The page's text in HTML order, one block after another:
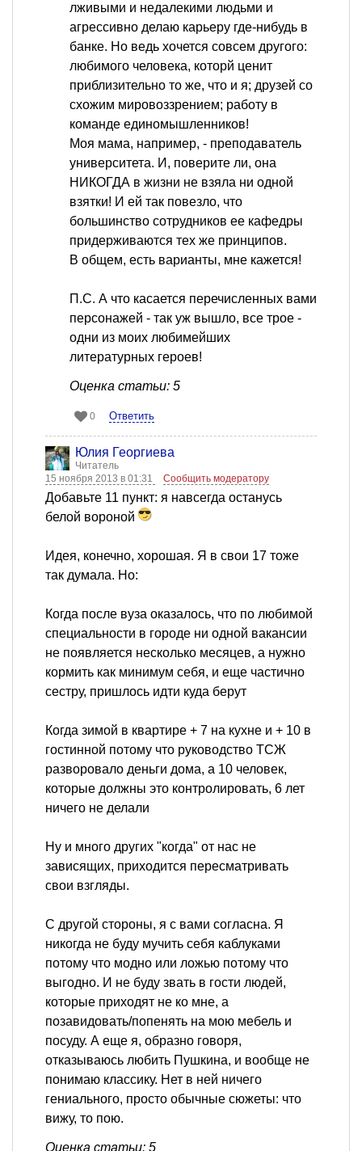
лживыми и недалекими людьми и
агрессивно делаю карьеру где-нибудь в
банке. Но ведь хочется совсем другого:
любимого человека, которй ценит
приблизительно то же, что и я; друзей со
схожим мировоззрением; работу в
команде единомышленников!
Моя мама, например, - преподаватель
университета. И, поверите ли, она
НИКОГДА в жизни не взяла ни одной
взятки! И ей так повезло, что
большинство сотрудников ее кафедры
придерживаются тех же принципов.
В общем, есть варианты, мне кажется!
П.С. А что касается перечисленных вами
персонажей - так уж вышло, все трое -
одни из моих любимейших
литературных героев!
Оценка статьи: 5
0 Ответить
Юлия Георгиева
Читатель
15 ноября 2013 в 01:31
Сообщить модератору
Добавьте 11 пункт: я навсегда останусь
белой вороной
Идея, конечно, хорошая. Я в свои 17 тоже
так думала. Но:
Когда после вуза оказалось, что по любимой
специальности в городе ни одной вакансии
не появляется несколько месяцев, а нужно
кормить как минимум себя, и еще частично
сестру, пришлось идти куда берут
Когда зимой в квартире + 7 на кухне и + 10 в
гостинной потому что руководство ТСЖ
разворовало деньги дома, а 10 человек,
которые должны это контролировать, 6 лет
ничего не делали
Ну и много других "когда" от нас не
зависящих, приходится пересматривать
свои взгляды.
С другой стороны, я с вами согласна. Я
никогда не буду мучить себя каблуками
потому что модно или ложью потому что
выгодно. И не буду звать в гости людей,
которые приходят не ко мне, а
позавидовать/попенять на мою мебель и
посуду. А еще я, образно говоря,
отказываюсь любить Пушкина, и вообще не
понимаю классику. Нет в ней ничего
гениального, просто обычные сюжеты: что
вижу, то пою.
Оценка статьи: 5